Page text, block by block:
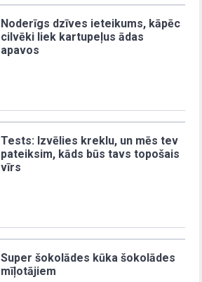
Noderīgs dzīves ieteikums, kāpēc
cilvēki liek kartupeļus ādas
apavos
Tests: Izvēlies kreklu, un mēs tev
pateiksim, kāds būs tavs topošais
vīrs
Super šokolādes kūka šokolādes
mīļotājiem